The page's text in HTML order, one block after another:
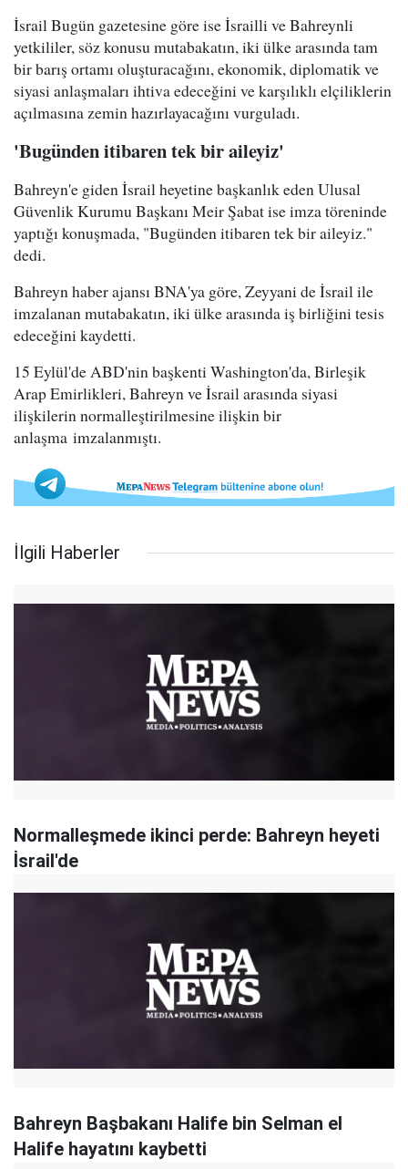
İsrail Bugün gazetesine göre ise İsrailli ve Bahreynli
yetkililer, söz konusu mutabakatın, iki ülke arasında tam
bir barış ortamı oluşturacağını, ekonomik, diplomatik ve
siyasi anlaşmaları ihtiva edeceğini ve karşılıklı elçiliklerin
açılmasına zemin hazırlayacağını vurguladı.
'Bugünden itibaren tek bir aileyiz'
Bahreyn'e giden İsrail heyetine başkanlık eden Ulusal
Güvenlik Kurumu Başkanı Meir Şabat ise imza töreninde
yaptığı konuşmada, "Bugünden itibaren tek bir aileyiz."
dedi.
Bahreyn haber ajansı BNA'ya göre, Zeyyani de İsrail ile
imzalanan mutabakatın, iki ülke arasında iş birliğini tesis
edeceğini kaydetti.
15 Eylül'de ABD'nin başkenti Washington'da, Birleşik
Arap Emirlikleri, Bahreyn ve İsrail arasında siyasi
ilişkilerin normalleştirilmesine ilişkin bir
anlaşma imzalanmıştı.
İlgili Haberler
Normalleşmede ikinci perde: Bahreyn heyeti
İsrail'de
Bahreyn Başbakanı Halife bin Selman el
Halife hayatını kaybetti